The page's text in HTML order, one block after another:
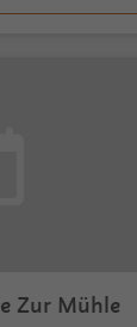
Zur Mühle